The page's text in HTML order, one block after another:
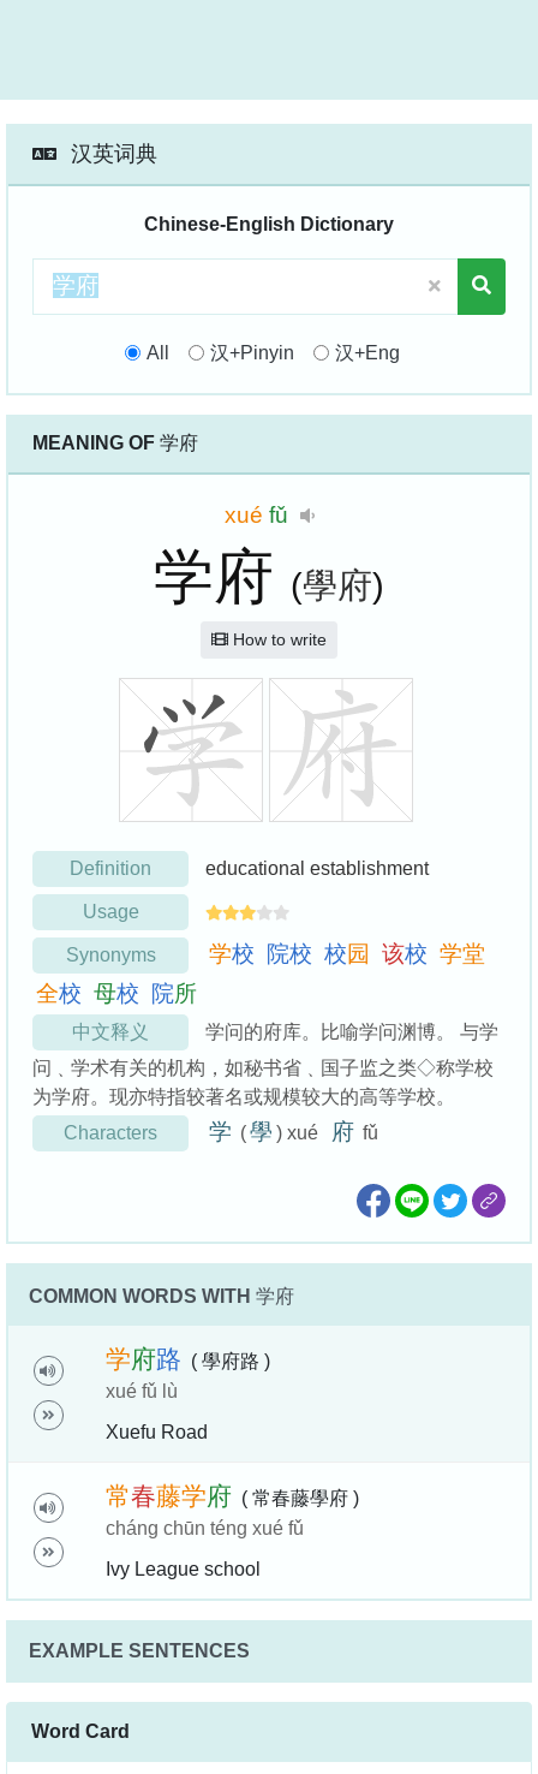
汉英词典
Chinese-English Dictionary
All 汉+Pinyin 汉+Eng
MEANING OF 学府
xué fǔ
学府 (學府)
How to write
Definition educational establishment
Usage
Synonyms 学校 院校 校园 该校 学堂
全校 母校 院所
中文释义
学问的府库。比喻学问渊博。 与学
问﹑学术有关的机构，如秘书省﹑国子监之类◇称学校
为学府。现亦特指较著名或规模较大的高等学校。
Characters
学 (學 ) xué 府 fǔ
COMMON WORDS WITH 学府
学府路 ( 學府路 )
xué fǔ lù
Xuefu Road
常春藤学府 ( 常春藤學府 )
cháng chūn téng xué fǔ
Ivy League school
EXAMPLE SENTENCES
Word Card